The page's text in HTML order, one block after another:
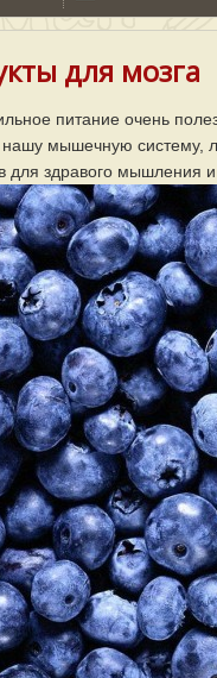
для мозга
питание очень
мышечную систему,
для здравого мышления